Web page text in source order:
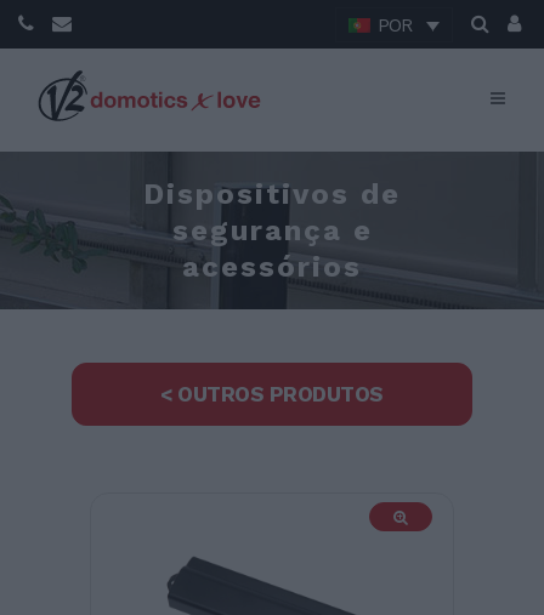
POR
Dispositivos de
segurança e
acessórios
< OUTROS PRODUTOS